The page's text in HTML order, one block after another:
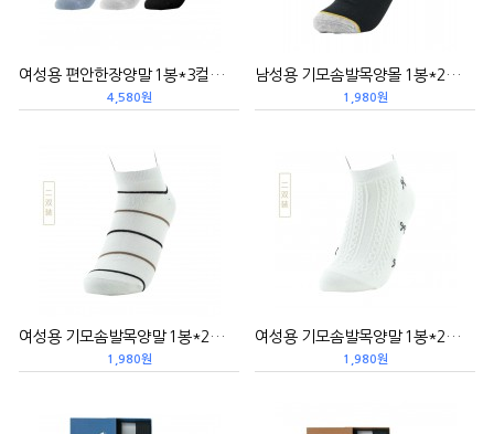
여성용 편안한장양말 1봉*3컬레 女式舒棉长袜
4,580원
남성용 기모솜발목양몰 1봉*2컬레 短款抗菌男袜（撞色）
1,980원
여성용 기모솜발목양말 1봉*2컬레 棉条纹短款抗菌女袜
1,980원
여성용 기모솜발목양말 1봉*2컬레 蝴蝶结抗菌女袜
1,980원